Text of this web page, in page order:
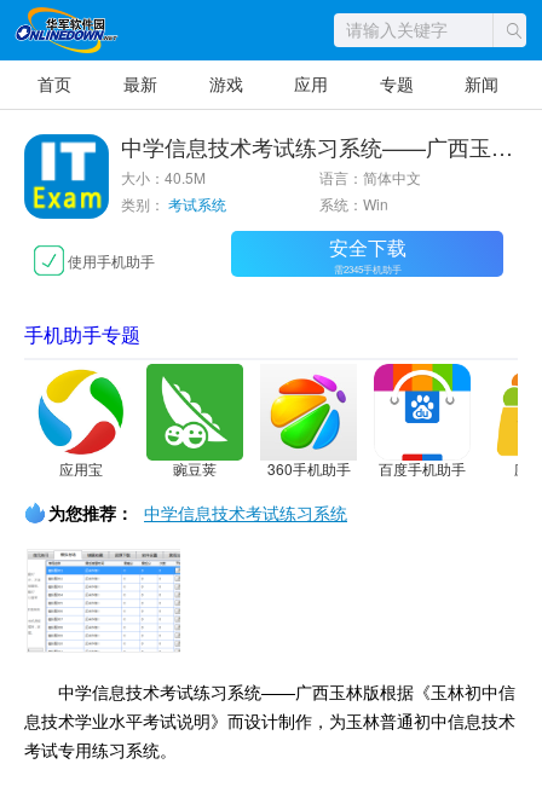
首页 最新 游戏 应用 专题 新闻
中学信息技术考试练习系统——广西玉林版
大小：40.5M
语言：简体中文
类别： 考试系统 系统：Win
使用手机助手 安全下载
需2345手机助手
手机助手专题
应用宝 豌豆荚 360手机助手 百度手机助手 应
为您推荐： 中学信息技术考试练习系统
中学信息技术考试练习系统——广西玉林版根据《玉林初中信
息技术学业水平考试说明》而设计制作，为玉林普通初中信息技术
考试专用练习系统。